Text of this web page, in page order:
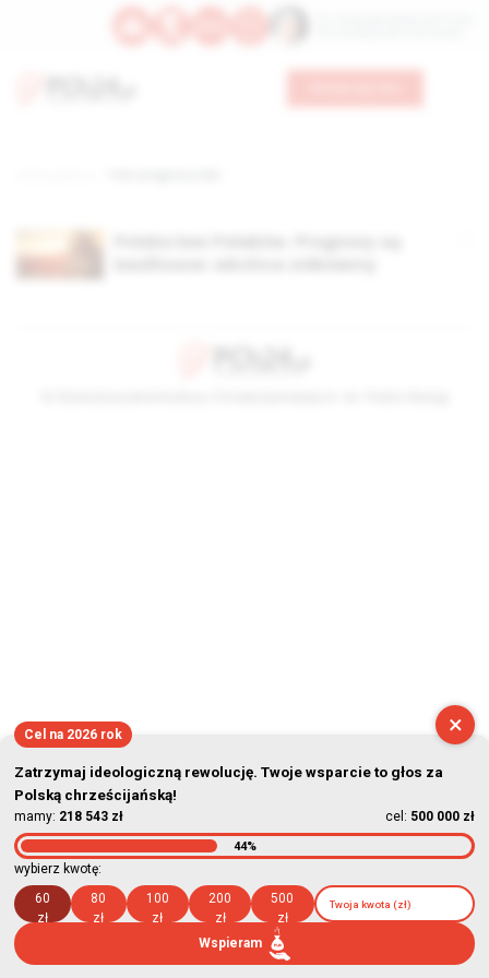
×
Cel na 2026 rok
Zatrzymaj ideologiczną rewolucję. Twoje wsparcie to głos za
Polską chrześcijańską!
mamy: 218 543 zł cel: 500 000 zł
44%
wybierz kwotę:
60
zł
80
zł
100
zł
200
zł
500
zł
Wspieram